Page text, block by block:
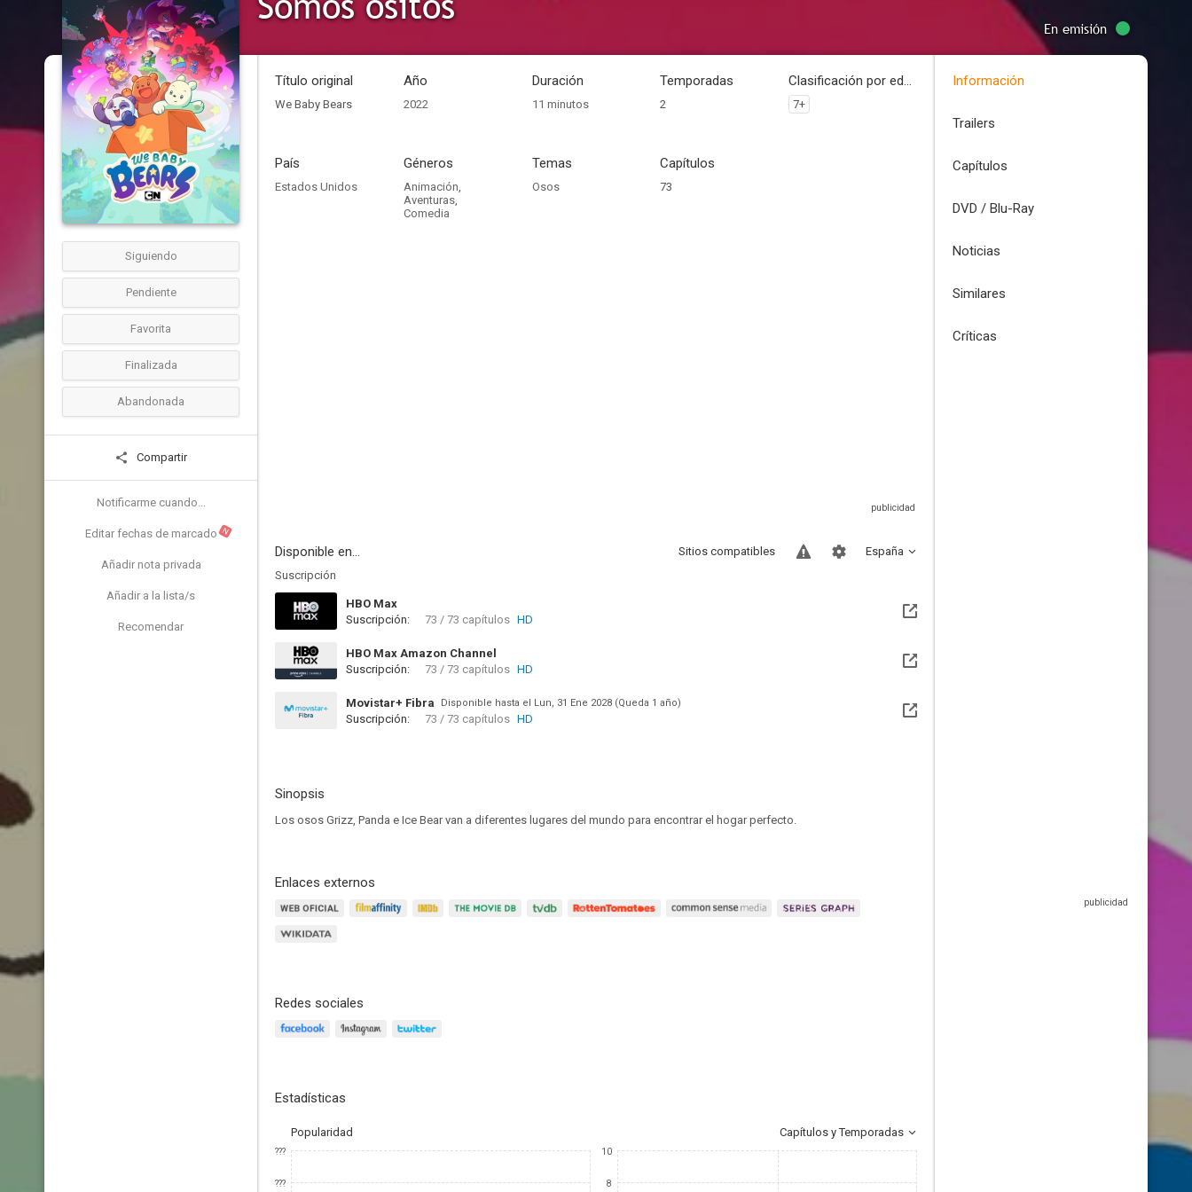
En emisión
Siguiendo
Pendiente
Favorita
Finalizada
Abandonada
Compartir
Notificarme cuando...
Editar fechas de marcado N
Añadir nota privada
Añadir a la lista/s
Recomendar
Título original
We Baby Bears
Año
2022
Duración
11 minutos
Temporadas
2
Clasificación por edades
7+
País
Estados Unidos
Géneros
Animación,
Aventuras,
Comedia
Temas
Osos
Capítulos
73
Disponible en... España
Sitios compatibles
Suscripción
HBO Max
Suscripción:
73 / 73 capítulos HD
HBO Max Amazon Channel
Suscripción:
73 / 73 capítulos HD
Movistar+ Fibra Disponible hasta el Lun, 31 Ene 2028 (Queda 1 año)
Suscripción: 73 / 73 capítulos HD
Sinopsis
Los osos Grizz, Panda e Ice Bear van a diferentes lugares del mundo para encontrar el hogar perfecto.
Enlaces externos
Redes sociales
Estadísticas
Popularidad Capítulos y Temporadas
???
???
10
8
Información
Trailers
Capítulos
DVD / Blu-Ray
Noticias
Similares
Críticas